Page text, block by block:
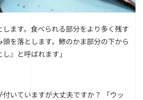
します。食べられる部分をより多く残す
を落とします。 鯵のかま部分の下から
』と呼ばれます」
いていますが大丈夫ですか？ 「ウッ